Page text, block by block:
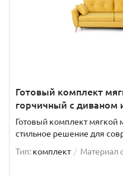
Готовый комплект
горчичный с диваном
Готовый комплект мягкой
стильное решение для
Тип: комплект Материал